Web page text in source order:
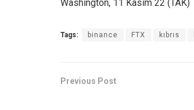
Washington, 11 Kasım 22 (TAK)
Tags: binance FTX kıbrıs
Previous Post